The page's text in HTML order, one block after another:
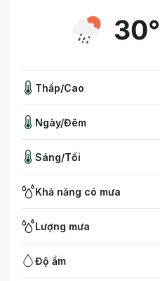
30°
Thấp/Cao
Ngày/Đêm
Sáng/Tối
Khả năng có mưa
Lượng mưa
Độ ẩm